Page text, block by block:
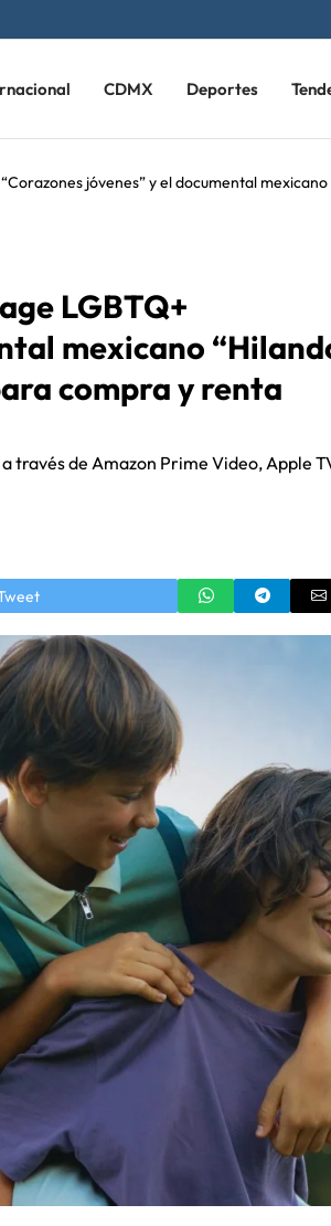
CDMX Deportes
jóvenes” y el documental mexicano
LGBTQ+
mexicano
compra y renta
través de Amazon Prime Video, Apple